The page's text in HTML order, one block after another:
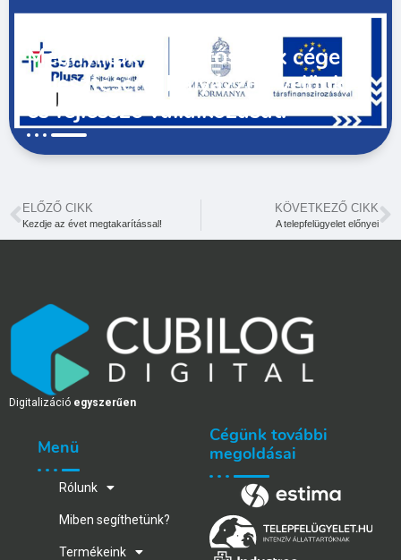
Megnyíltak a lehetőségek cége
fejlesztésére! Pályázzon velünk,
és fejlessze vállalkozását!
ELŐZŐ CIKK
Kezdje az évet megtakarítással!
KÖVETKEZŐ CIKK
A telepfelügyelet előnyei
Digitalizáció egyszerűen
Menü
Rólunk
Miben segíthetünk?
Termékeink
Cégünk további
megoldásai